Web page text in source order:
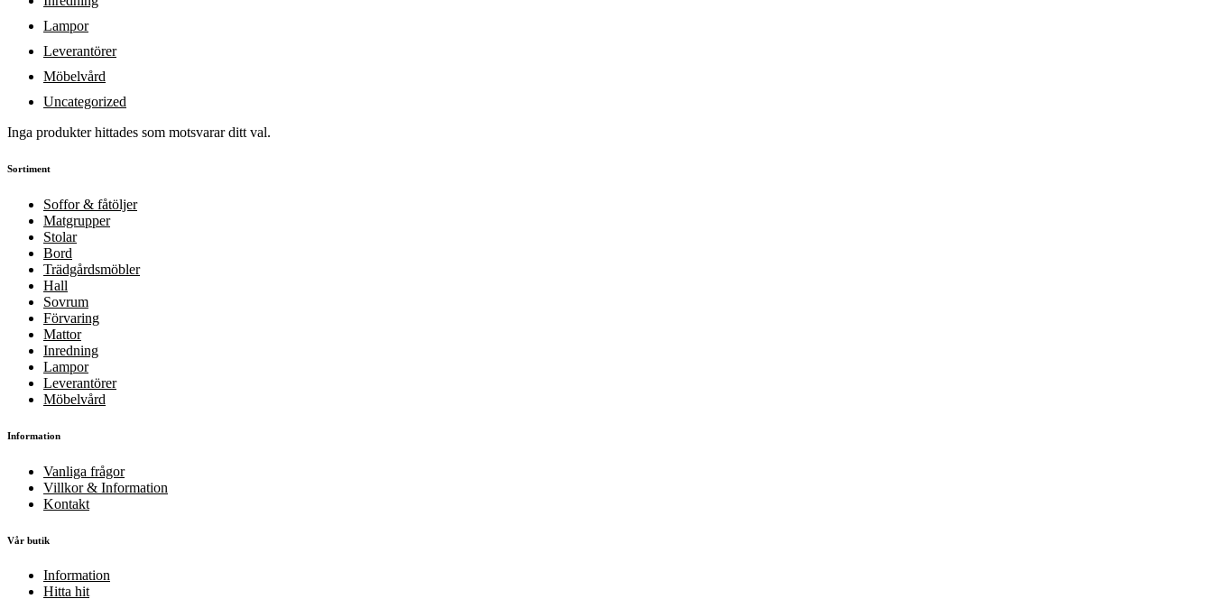
Lampor
Leverantörer
Möbelvård
Uncategorized
Inga produkter hittades som motsvarar ditt val.
Sortiment
Soffor & fåtöljer
Matgrupper
Stolar
Bord
Trädgårdsmöbler
Hall
Sovrum
Förvaring
Mattor
Inredning
Lampor
Leverantörer
Möbelvård
Information
Vanliga frågor
Villkor & Information
Kontakt
Vår butik
Information
Hitta hit